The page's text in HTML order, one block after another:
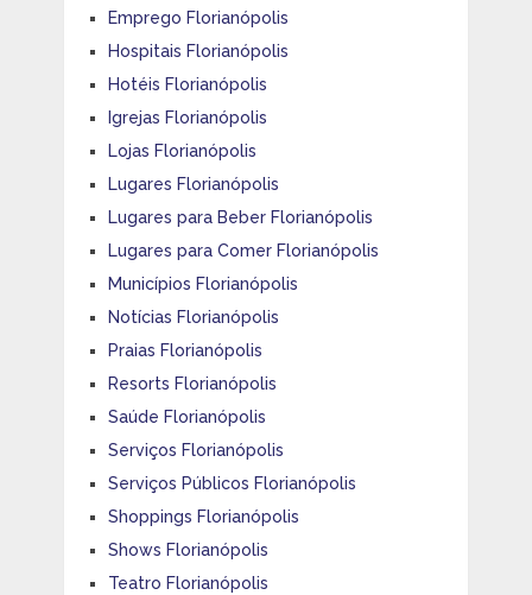
Emprego Florianópolis
Hospitais Florianópolis
Hotéis Florianópolis
Igrejas Florianópolis
Lojas Florianópolis
Lugares Florianópolis
Lugares para Beber Florianópolis
Lugares para Comer Florianópolis
Municípios Florianópolis
Notícias Florianópolis
Praias Florianópolis
Resorts Florianópolis
Saúde Florianópolis
Serviços Florianópolis
Serviços Públicos Florianópolis
Shoppings Florianópolis
Shows Florianópolis
Teatro Florianópolis